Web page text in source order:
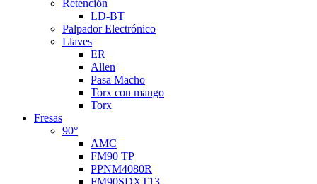
Retención
LD-BT
Palpador Electrónico
Llaves
ER
Allen
Pasa Macho
Torx con mango
Torx
Fresas
90°
AMC
FM90 TP
PPNM4080R